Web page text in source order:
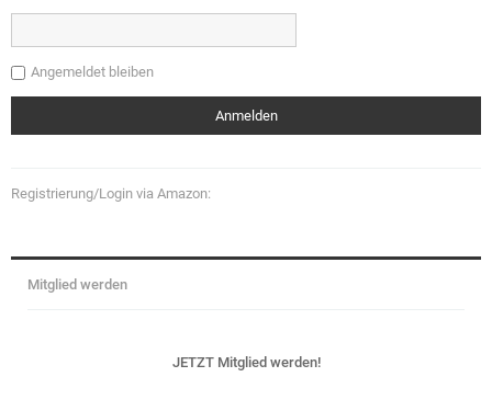
Angemeldet bleiben
Registrierung/Login via Amazon:
Mitglied werden
JETZT Mitglied werden!